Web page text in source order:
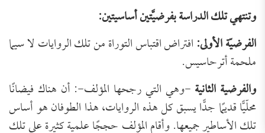
وتنتهي تلك الدراسة بفرضيَّتين أساسيتين:
الفرضيّة الأولى:افتراض اقتباس التوراة من تلك الروايات لا سيما
ملحمة أترحاسيس.
والفرضية الثانية-وهي التي رجحها المؤلف-: أن هناك فيضانًا
محلّيًّا قديمًا جدًّا يسبق كل هذه الروايات، هذا الطوفان هو أساس
تلك الأساطير جميعها. وأقام المؤلف حججًا علمية كثيرة على تلك